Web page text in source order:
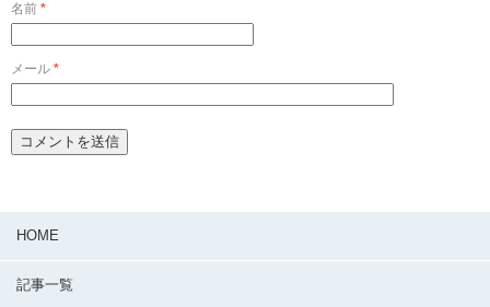
名前 *
メール *
HOME
記事一覧